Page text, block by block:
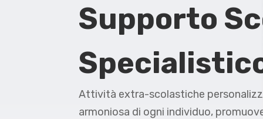
Supporto
Attività extra-scolastiche
armoniosa di ogni individuo,